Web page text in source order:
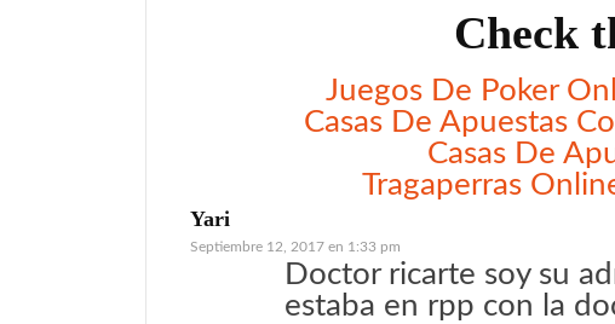
Check
Juegos De Poker
Casas De Apuestas
Casas De
Tragaperras
Yari
Septiembre 12, 2017 en 1:33 pm
Doctor ricarte soy su
estaba en rpp con la